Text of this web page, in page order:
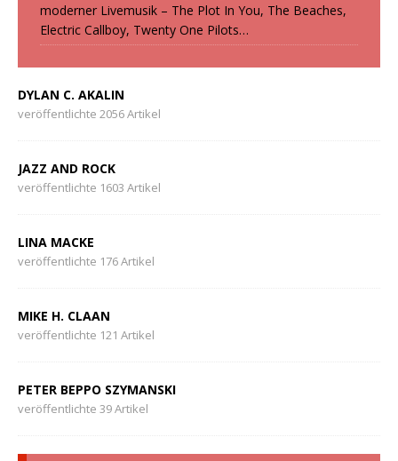
moderner Livemusik – The Plot In You, The Beaches,
Electric Callboy, Twenty One Pilots…
DYLAN C. AKALIN
veröffentlichte 2056 Artikel
JAZZ AND ROCK
veröffentlichte 1603 Artikel
LINA MACKE
veröffentlichte 176 Artikel
MIKE H. CLAAN
veröffentlichte 121 Artikel
PETER BEPPO SZYMANSKI
veröffentlichte 39 Artikel